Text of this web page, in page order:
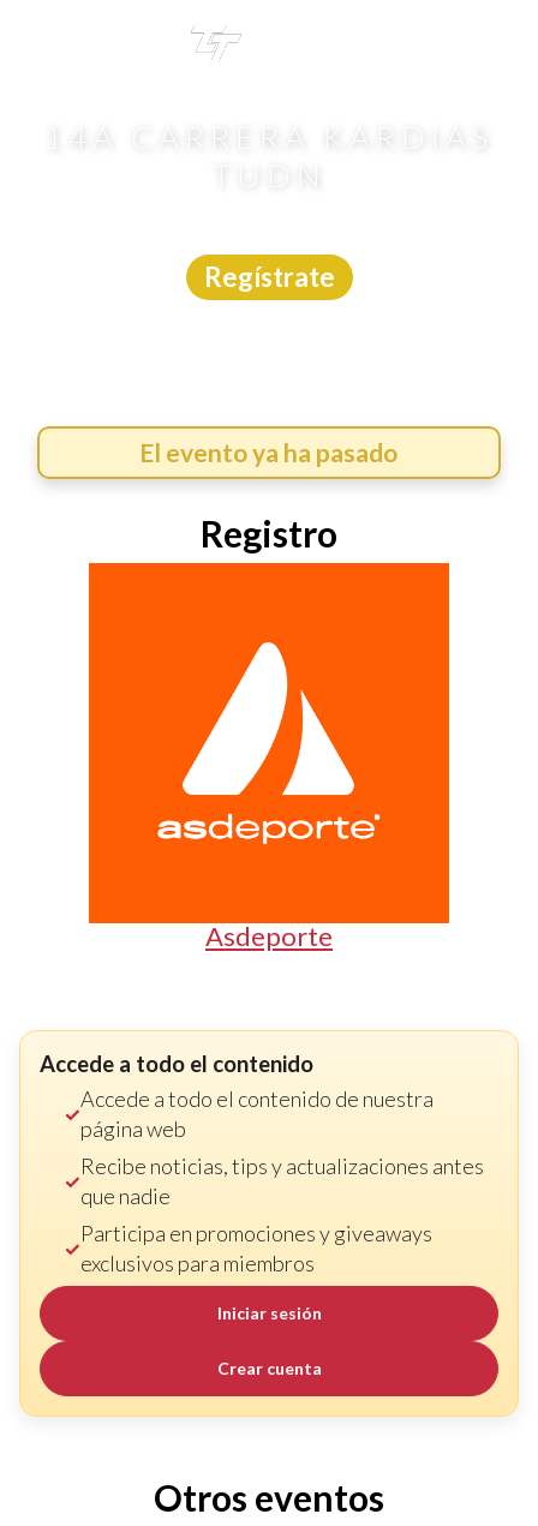
14A CARRERA KARDIAS
Regístrate
El evento ya ha pasado
Registro
Asdeporte
Accede a todo el contenido
Accede a todo el contenido de nuestra
página web
Recibe noticias, tips y actualizaciones antes
que nadie
Participa en promociones y giveaways
exclusivos para miembros
Iniciar sesión
Crear cuenta
Otros eventos